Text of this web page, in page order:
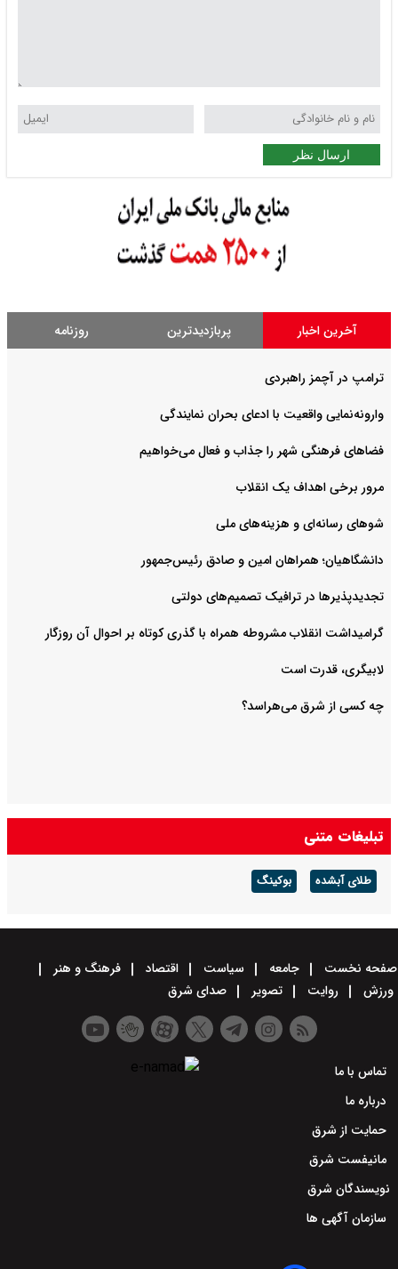
ارسال نظر
آخرین اخبار پربازدیدترین روزنامه
ترامپ در آچمز راهبردی
وارونه‌نمایی واقعیت با ادعای بحران نمایندگی
فضا‌های فرهنگی شهر را جذاب و فعال می‌‌خواهیم
مرور برخی اهداف یک انقلاب
شوهای رسانه‌ای و هزینه‌های ملی
دانشگاهیان؛ همراهان امین و صادق رئیس‌جمهور
تجدیدپذیرها در ترافیک تصمیم‌های دولتی
گرامیداشت انقلاب مشروطه همراه با گذری کوتاه بر احوال آن روزگار
لابیگری، قدرت است
چه کسی از شرق می‌هراسد؟
تبلیغات متنی
طلای آبشده بوکینگ
صفحه نخست جامعه سیاست اقتصاد
فرهنگ و هنر
ورزش
روایت تصویر صدای شرق
تماس با ما
درباره ما
حمایت از شرق
مانیفست شرق
نویسندگان شرق
سازمان آگهی ها